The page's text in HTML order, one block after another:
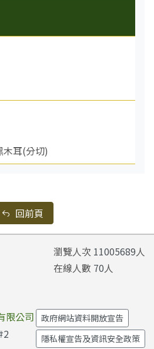
耳(分切)
回前頁
瀏覽人次 11005689人
在線人數 70人
限公司
政府網站資料開放宣告
隱私權宣告及資訊安全政策